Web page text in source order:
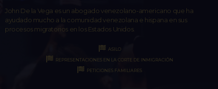
John De la Vega es un abogado venezolano-americano que ha
ayudado mucho a la comunidad venezolana e hispana en sus
procesos migratorios en los Estados Unidos.
ASILO
REPRESENTACIONES EN LA CORTE DE INMIGRACIÓN
PETICIONES FAMILIARES